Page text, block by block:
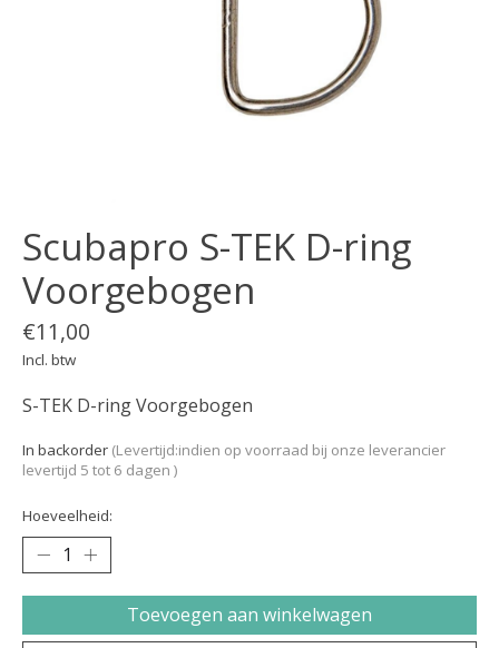
Scubapro S-TEK D-ring
Voorgebogen
€11,00
Incl. btw
S-TEK D-ring Voorgebogen
In backorder (Levertijd:indien op voorraad bij onze leverancier
levertijd 5 tot 6 dagen )
Hoeveelheid:
Toevoegen aan winkelwagen